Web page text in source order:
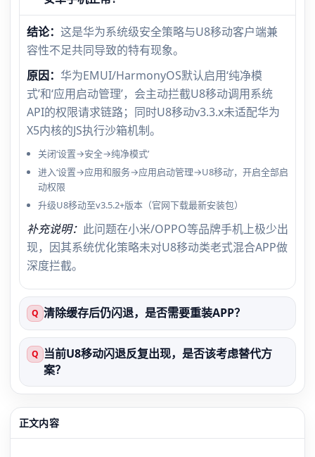
结论： 这是华为系统级安全策略与U8移动客户端兼
容性不足共同导致的特有现象。
原因： 华为EMUI/HarmonyOS默认启用‘纯净模
式’和‘应用启动管理’，会主动拦截U8移动调用系统
API的权限请求链路；同时U8移动v3.3.x未适配华为
X5内核的JS执行沙箱机制。
关闭‘设置→安全→纯净模式’
进入‘设置→应用和服务→应用启动管理→U8移动’，开启全部启
动权限
升级U8移动至v3.5.2+版本（官网下载最新安装包）
补充说明： 此问题在小米/OPPO等品牌手机上极少出
现，因其系统优化策略未对U8移动类老式混合APP做
深度拦截。
Q 清除缓存后仍闪退，是否需要重装APP？
Q 当前U8移动闪退反复出现，是否该考虑替代方
案？
正文内容